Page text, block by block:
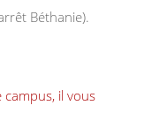
Béthanie).
il vous